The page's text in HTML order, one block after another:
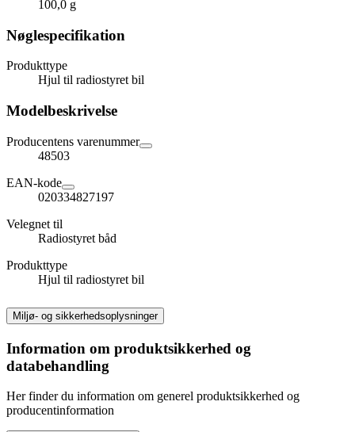
100,0 g
Nøglespecifikation
Produkttype
Hjul til radiostyret bil
Modelbeskrivelse
Producentens varenummer
48503
EAN-kode
020334827197
Velegnet til
Radiostyret båd
Produkttype
Hjul til radiostyret bil
Miljø- og sikkerhedsoplysninger
Information om produktsikkerhed og
databehandling
Her finder du information om generel produktsikkerhed og
producentinformation